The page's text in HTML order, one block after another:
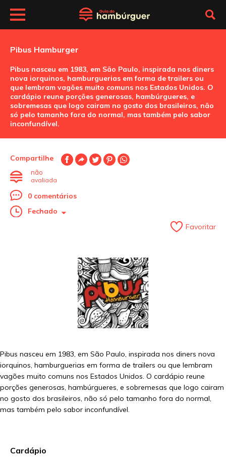
Pibus Hamburger
Pibus nasceu em 1983, em São Paulo, inspirada nos diners
nova iorquinos, hamburguerias em forma de trailers ou
que lembram vagões muito comuns nos Estados Unidos. O
cardápio reune porções generosas, hambúrgueres, e
sobremesas que logo cairam no gosto dos brasileiros, não
só pelo tamanho fora do normal, mas também pelo sabor
inconfundível.
Compartilhe
não
avaliada
0 comentários
Fechado
Favoritar
Pibus nasceu em 1983, em São Paulo, inspirada nos diners nova
iorquinos, hamburguerias em forma de trailers ou que lembram
vagões muito comuns nos Estados Unidos. O cardápio reune
porções generosas, hambúrgueres, e sobremesas que logo cairam
no gosto dos brasileiros, não só pelo tamanho fora do normal,
mas também pelo sabor inconfundível.
Cardápio